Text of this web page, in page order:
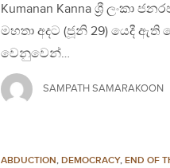
Kumanan Kanna ශ්‍රී ලංකා
මහතා අදට (ජූනි 29) යෙදී
වෙනුවෙන්…
SAMPATH SAMARAKOON
ABDUCTION, DEMOCRACY, END OF